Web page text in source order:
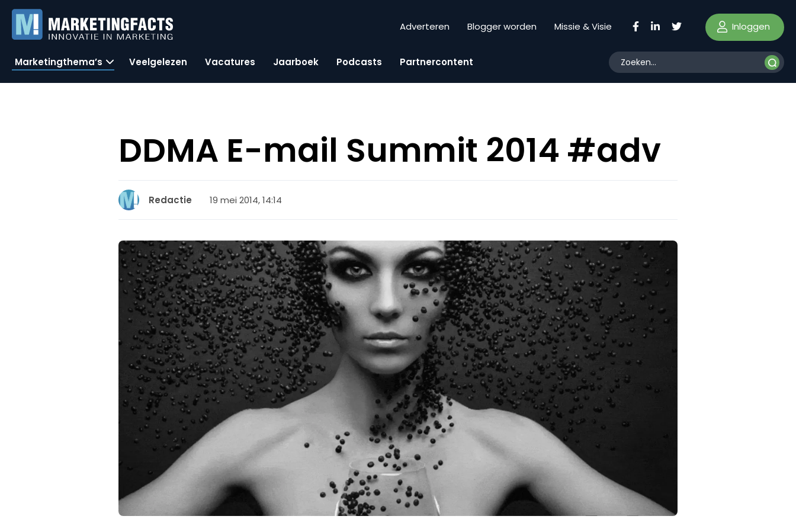
Adverteren Blogger worden Missie & Visie Inloggen
Marketingthema’s Veelgelezen Vacatures Jaarboek Podcasts Partnercontent
DDMA E-mail Summit 2014 #adv
Redactie 19 mei 2014, 14:14